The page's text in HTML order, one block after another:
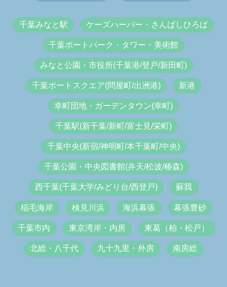
千葉みなと駅 ケーズハーバー・さんばしひろば
千葉ポートパーク・タワー・美術館
みなと公園・市役所(千葉港/登戸/新田町)
千葉ポートスクエア(問屋町/出洲港) 新港
幸町団地・ガーデンタウン(幸町)
千葉駅(新千葉/新町/富士見/栄町)
千葉中央(新宿/神明町/本千葉町/中央)
千葉公園・中央図書館(弁天/松波/椿森)
西千葉(千葉大学/みどり台/西登戸) 蘇我
稲毛海岸 検見川浜 海浜幕張 幕張豊砂
千葉市内 東京湾岸・内房 東葛（柏・松戸）
北総・八千代 九十九里・外房 南房総